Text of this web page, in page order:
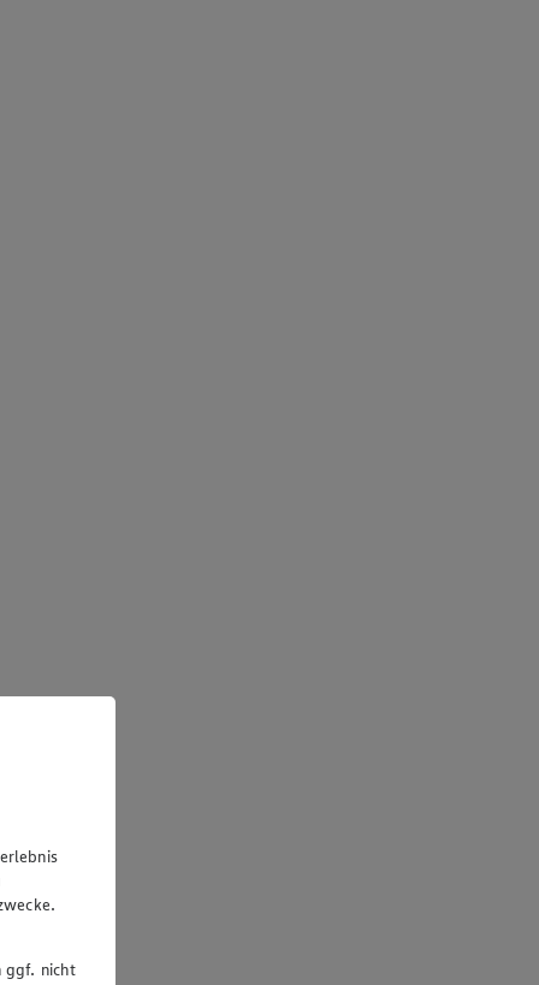
ggf. nicht